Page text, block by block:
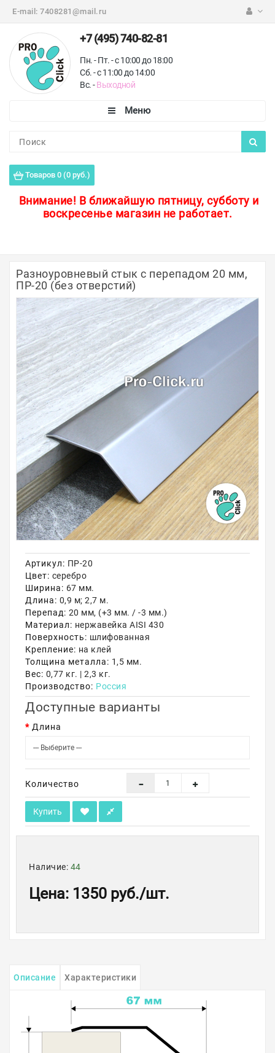
E-mail: 7408281@mail.ru
+7 (495) 740-82-81
Пн. - Пт. - с 10:00 до 18:00
Сб. - с 11:00 до 14:00
Вс. -Выходной
Товаров 0 (0 руб.)
Внимание! В ближайшую пятницу, субботу и
воскресенье магазин не работает.
Пороги для пола
Защитные уголки
Полосы из металла
Плинтуса
Профили для стекла и SPC
Обводы для труб
Алюминиевые профили
Крепёж и крепления
Садовая мебель
Оплата
Доставка
Самовывоз
Акции
Разноуровневый стык с перепадом 20 мм,
ПР-20 (без отверстий)
Артикул: ПР-20
Цвет: серебро
Ширина: 67 мм.
Длина: 0,9 м; 2,7 м.
Перепад: 20 мм, (+3 мм. / -3 мм.)
Материал: нержавейка AISI 430
Поверхность: шлифованная
Крепление: на клей
Толщина металла: 1,5 мм.
Вес: 0,77 кг. | 2,3 кг.
Производство: Россия
Доступные варианты
Длина
Количество
Купить
Наличие: 44
Цена: 1350 руб./шт.
Описание Характеристики